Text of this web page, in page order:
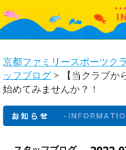
京都ファミリースポーツク
ッフブログ >
【当クラブ
始めてみませんか？！